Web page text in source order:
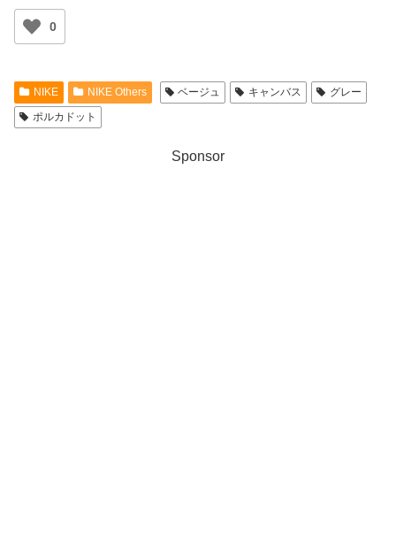
0
NIKE NIKE Others ベージュ キャンバス
グレー
ポルカドット
Sponsor